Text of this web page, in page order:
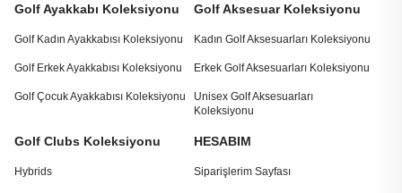
Golf Ayakkabı Koleksiyonu
Golf Kadın Ayakkabısı Koleksiyonu
Golf Erkek Ayakkabısı Koleksiyonu
Golf Çocuk Ayakkabısı Koleksiyonu
Golf Aksesuar Koleksiyonu
Kadın Golf Aksesuarları Koleksiyonu
Erkek Golf Aksesuarları Koleksiyonu
Unisex Golf Aksesuarları
Koleksiyonu
Golf Clubs Koleksiyonu
Hybrids
HESABIM
Siparişlerim Sayfası